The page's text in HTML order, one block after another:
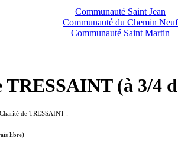
Communauté Saint Jean
Communauté du Chemin Neuf
Communauté Saint Martin
(à 3/4
de TRESSAINT :
libre)